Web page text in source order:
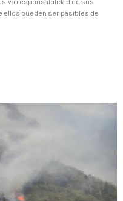
ellos pueden ser pasibles de